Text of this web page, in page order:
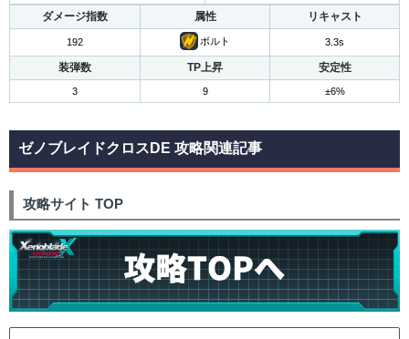
ダメージ指数 属性 リキャスト
192 ボルト 3.3s
装弾数 TP上昇 安定性
3 9 ±6%
ゼノブレイドクロスDE 攻略関連記事
攻略サイト TOP